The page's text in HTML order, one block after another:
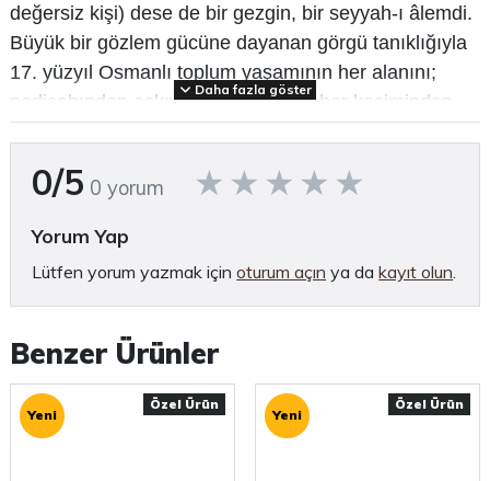
değersiz kişi) dese de bir gezgin, bir seyyah-ı âlemdi.
Büyük bir gözlem gücüne dayanan görgü tanıklığıyla
17. yüzyıl Osmanlı toplum yaşamının her alanını;
padişahından eşkıyasına toplumun her kesiminden
anlayışı ve kıvrak bir anlatışla zamanının konuşma
Abdülhamit döneminde (birçok bölümü
1928'de, 9. ve 10. ciltler ise yeni yazıyla 1938'de
basıldı. Eski yazı nedeniyle ulaşılmaz olan ilk sekiz
cilt ise ancak Mustafa Nihat Özön'ün çabasıyla
1945'ten sonra yeni okurlarıyla buluşacaktı. Kitabın
Daha fazla göster
0/5 0 yorum
Yorum Yap
Lütfen yorum yazmak içinoturum açın ya dakayıt olun.
Benzer Ürünler
Özel Ürün
Yeni
Özel Ürün
Yeni